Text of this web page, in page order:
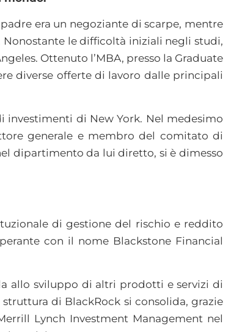
era un negoziante di scarpe, mentre
Nonostante le difficoltà iniziali negli studi,
Ottenuto l’MBA, presso la Graduate
diverse offerte di lavoro dalle principali
investimenti di New York. Nel medesimo
generale e membro del comitato di
dipartimento da lui diretto, si è dimesso
di gestione del rischio e reddito
con il nome Blackstone Financial
allo sviluppo di altri prodotti e servizi di
di BlackRock si consolida, grazie
Lynch Investment Management nel